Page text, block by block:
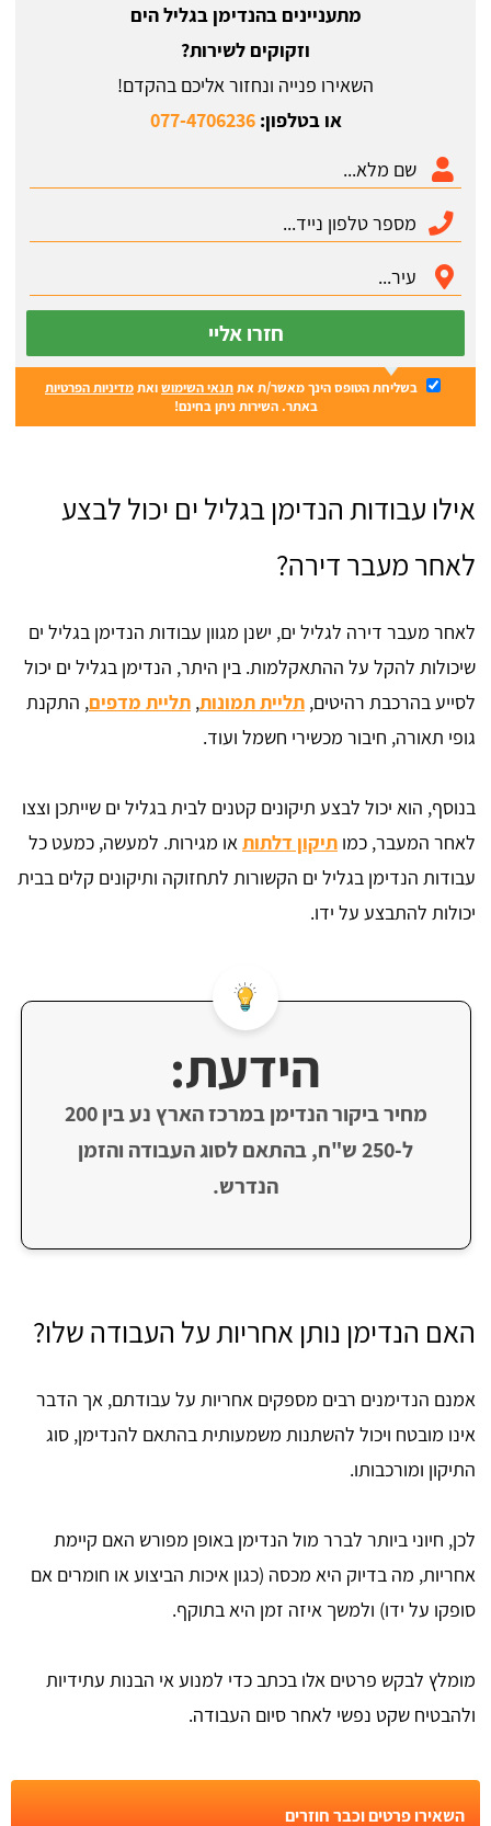
מתעניינים בהנדימן בגליל הים
וזקוקים לשירות?
השאירו פנייה ונחזור אליכם בהקדם!
או בטלפון:077-4706236
חזרו אליי
בשליחת הטופס הינך מאשר/ת אתתנאי השימושואתמדיניות הפרטיות
באתר. השירות ניתן בחינם!
אילו עבודות הנדימן בגליל ים יכול לבצע
לאחר מעבר דירה?
לאחר מעבר דירה לגליל ים, ישנן מגוון עבודות הנדימן בגליל ים
שיכולות להקל על ההתאקלמות. בין היתר, הנדימן בגליל ים יכול
לסייע בהרכבת רהיטים, תליית תמונות, תליית מדפים, התקנת
גופי תאורה, חיבור מכשירי חשמל ועוד.
בנוסף, הוא יכול לבצע תיקונים קטנים לבית בגליל ים שייתכן וצצו
לאחר המעבר, כמו תיקון דלתותאו מגירות. למעשה, כמעט כל
עבודות הנדימן בגליל ים הקשורות לתחזוקה ותיקונים קלים בבית
יכולות להתבצע על ידו.
הידעת:
מחיר ביקור הנדימן במרכז הארץ נע בין 200
ל-250 ש"ח, בהתאם לסוג העבודה והזמן
הנדרש.
האם הנדימן נותן אחריות על העבודה שלו?
אמנם הנדימנים רבים מספקים אחריות על עבודתם, אך הדבר
אינו מובטח ויכול להשתנות משמעותית בהתאם להנדימן, סוג
התיקון ומורכבותו.
לכן, חיוני ביותר לברר מול הנדימן באופן מפורש האם קיימת
אחריות, מה בדיוק היא מכסה (כגון איכות הביצוע או חומרים אם
סופקו על ידו) ולמשך איזה זמן היא בתוקף.
מומלץ לבקש פרטים אלו בכתב כדי למנוע אי הבנות עתידיות
ולהבטיח שקט נפשי לאחר סיום העבודה.
השאירו פרטים וכבר חוזרים